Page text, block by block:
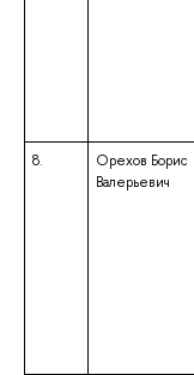
8.
Орехов Борис
Валерьевич